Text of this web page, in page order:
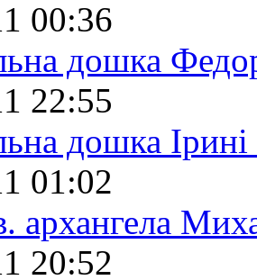
00:36
дошка
22:55
дошка
01:02
архангела
20:52